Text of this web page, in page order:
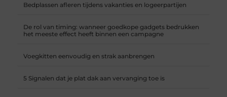
Bedplassen afleren tijdens vakanties en logeerpartijen
De rol van timing: wanneer goedkope gadgets bedrukken
het meeste effect heeft binnen een campagne
Voegkitten eenvoudig en strak aanbrengen
5 Signalen dat je plat dak aan vervanging toe is